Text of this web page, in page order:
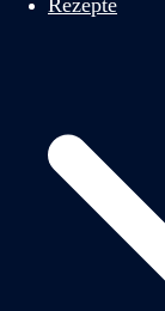
Rezepte